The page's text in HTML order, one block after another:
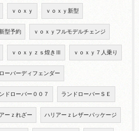
ｖｏｘｙ ｖｏｘｙ新型
型予約 ｖｏｘｙフルモデルチェンジ
ｖｏｘｙｚｓ煌きⅢ ｖｏｘｙ７人乗り
ーバーディフェンダー
ドローバー００７ ランドローバーＳＥ
ーｚれざー ハリアーｚレザーパッケージ